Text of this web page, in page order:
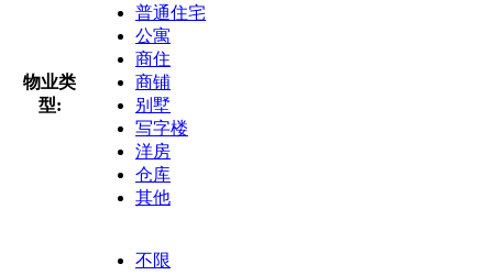
物业类
型:
普通住宅
公寓
商住
商铺
别墅
写字楼
洋房
仓库
其他
不限